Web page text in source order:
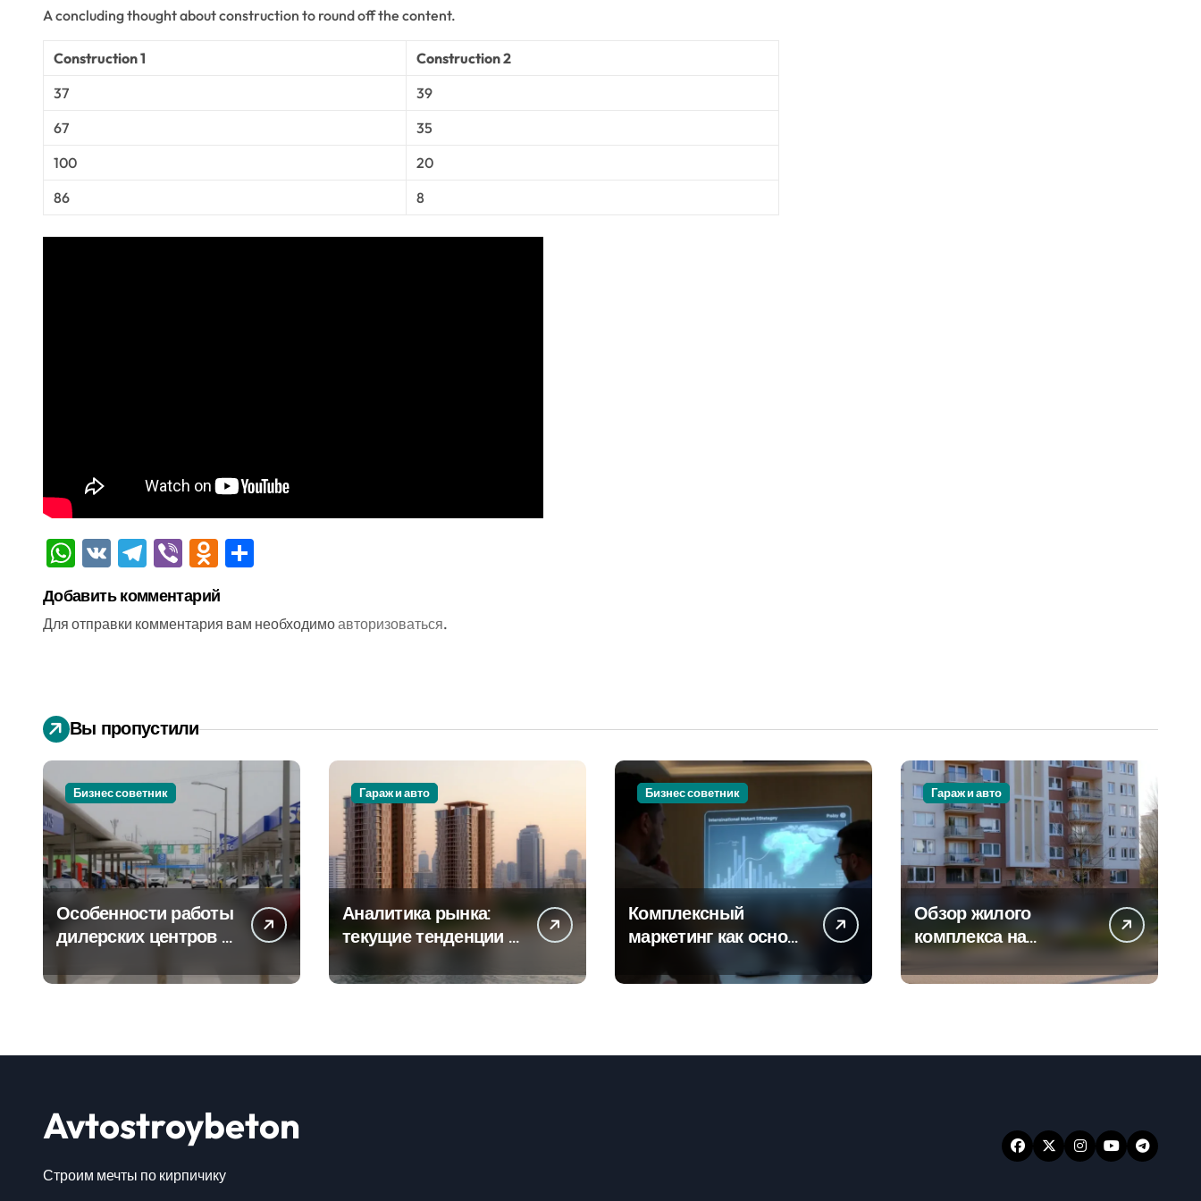
A concluding thought about construction to round off the content.
Construction 1
Construction 2
37
39
67
35
100
20
86
8
WhatsApp
VK Telegram
ViberOdnoklassniki
Добавить комментарий
Для отправки комментария вам необходимоавторизоваться.
Вы пропустили
Бизнес советник
Особенности работы
дилерских центров и
на крупных
Гараж и авто
Аналитика рынка:
текущие тенденции в
новостроек и
Бизнес советник
Комплексный
маркетинг как основа
стратегии
Гараж и авто
Обзор жилого
комплекса на
24
Avtostroybeton
Строим мечты по кирпичику